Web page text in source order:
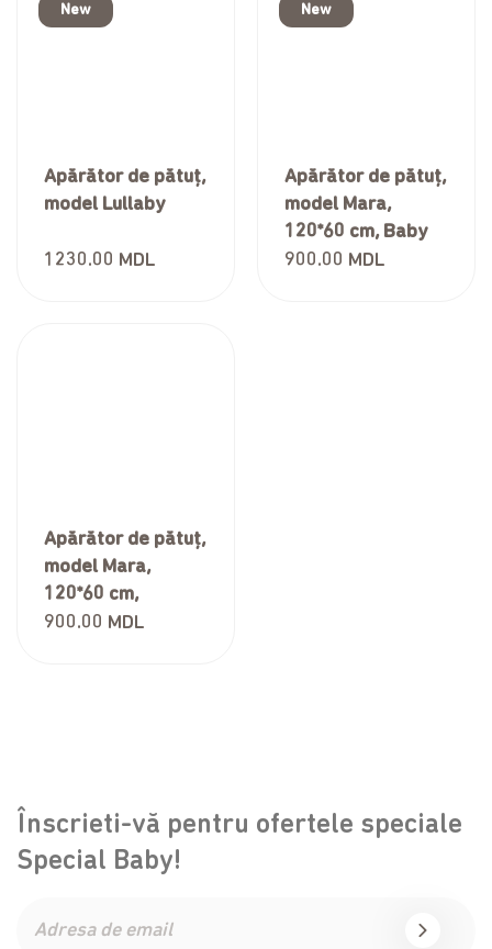
New
Apărător de pătuț,
model Lullaby
1230.00 MDL
New
Apărător de pătuț,
model Mara,
120*60 cm, Baby
friends
900.00 MDL
Apărător de pătuț,
model Mara,
120*60 cm,
Bunnies
900.00 MDL
Înscrieti-vă pentru ofertele speciale
Special Baby!